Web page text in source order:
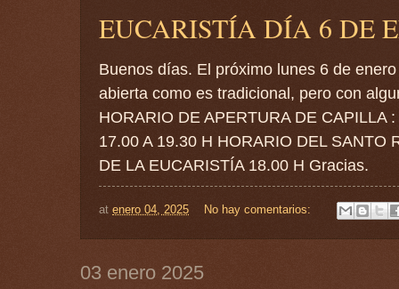
EUCARISTÍA DÍA 6 DE
Buenos días. El próximo lunes 6 de
abierta como es tradicional, pero con
HORARIO DE APERTURA DE CAPILLA
17.00 A 19.30 H HORARIO DEL SANTO
DE LA EUCARISTÍA 18.00 H Gracias.
at enero 04, 2025 No hay comentarios:
03 enero 2025